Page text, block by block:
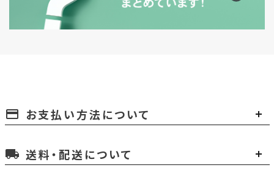
payment お支払い方法について
local_shipping 送料・配送について